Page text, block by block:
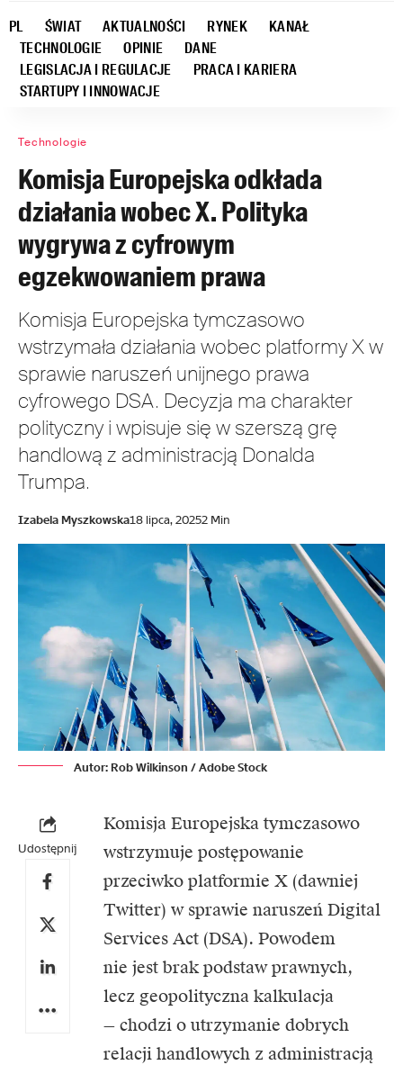
PL ŚWIAT AKTUALNOŚCI RYNEK
KANAŁ
TECHNOLOGIE
OPINIE
DANE
LEGISLACJA I REGULACJE
PRACA I KARIERA
STARTUPY I INNOWACJE
Technologie
Komisja Europejska odkłada
działania wobec X. Polityka
wygrywa z cyfrowym
egzekwowaniem prawa
Komisja Europejska tymczasowo
wstrzymała działania wobec platformy X w
sprawie naruszeń unijnego prawa
cyfrowego DSA. Decyzja ma charakter
polityczny i wpisuje się w szerszą grę
handlową z administracją Donalda
Trumpa.
Izabela Myszkowska18 lipca, 20252 Min
Autor: Rob Wilkinson / Adobe Stock
Udostępnij
Komisja Europejska tymczasowo
wstrzymuje postępowanie
przeciwko platformie X (dawniej
Twitter) w sprawie naruszeń Digital
Services Act (DSA). Powodem
nie jest brak podstaw prawnych,
lecz geopolityczna kalkulacja
— chodzi o utrzymanie dobrych
relacji handlowych z administracją